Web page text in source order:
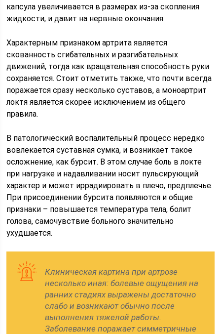
капсула увеличивается в размерах из-за скопления
жидкости, и давит на нервные окончания.
Характерным признаком артрита является
скованность сгибательных и разгибательных
движений, тогда как вращательная способность руки
сохраняется. Стоит отметить также, что почти всегда
поражается сразу несколько суставов, а моноартрит
локтя является скорее исключением из общего
правила.
В патологический воспалительный процесс нередко
вовлекается суставная сумка, и возникает такое
осложнение, как бурсит. В этом случае боль в локте
при нагрузке и надавливании носит пульсирующий
характер и может иррадиировать в плечо, предплечье.
При присоединении бурсита появляются и общие
признаки – повышается температура тела, болит
голова, самочувствие больного значительно
ухудшается.
Клиническая картина при артрозе
несколько иная: болевые ощущения на
ранних стадиях выражены достаточно
слабо и возникают обычно после
выполнения тяжелой работы.
Заболевание поражает симметричные